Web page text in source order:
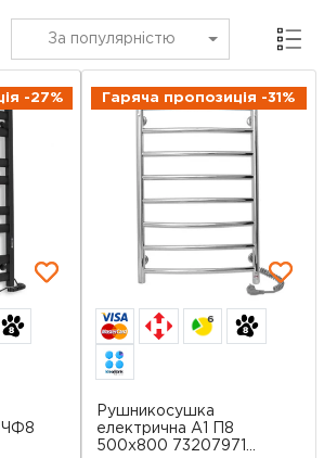
За популярністю Сітка
-27%
ЧФ8
Гаряча пропозиція -31%
6
Рушникосушка
електрична А1 П8
500х800 73207971